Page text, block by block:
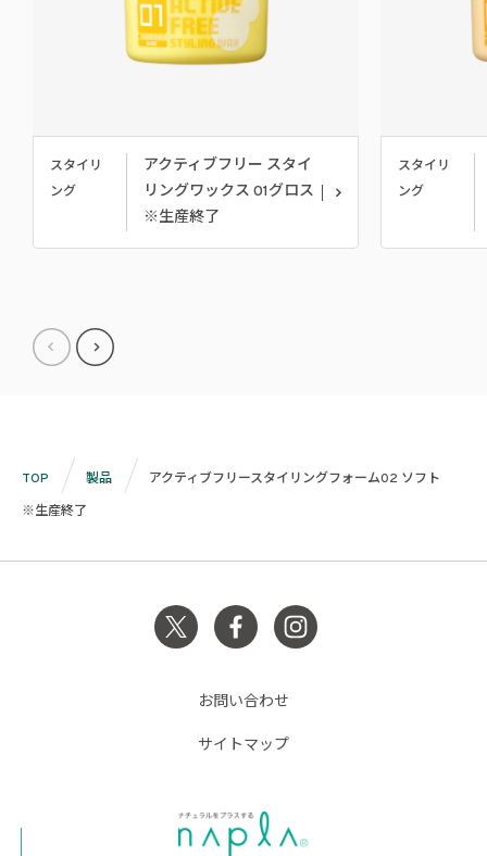
スタイリ
ング
アクティブフリー スタイ
リングワックス 01グロス
※生産終了
スタイリ
ング
TOP 製品
アクティブフリースタイリングフォーム02 ソフト
※生産終了
お問い合わせ
サイトマップ